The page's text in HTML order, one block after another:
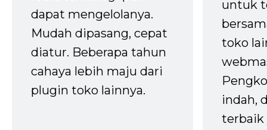
dapat mengelolanya.
Mudah dipasang, cepat
diatur. Beberapa tahun
cahaya lebih maju dari
plugin toko lainnya.
untuk
toko
indah,
terbaik